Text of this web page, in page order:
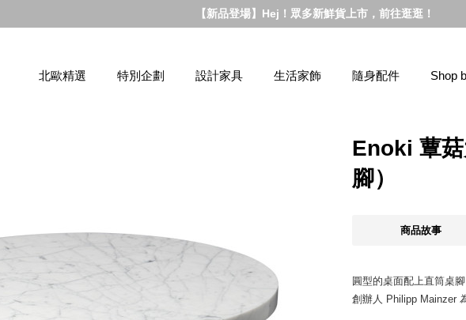
【新品登場】Hej！眾多新鮮貨上市，前往逛逛！
北歐精選 特別企劃 設計家具 生活家飾 隨身配件 Shop
Enoki 蕈
腳）
商品故事
圓型的桌面配上直筒桌
創辦人 Philipp Mainzer